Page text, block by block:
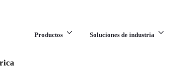
Productos Soluciones de industria